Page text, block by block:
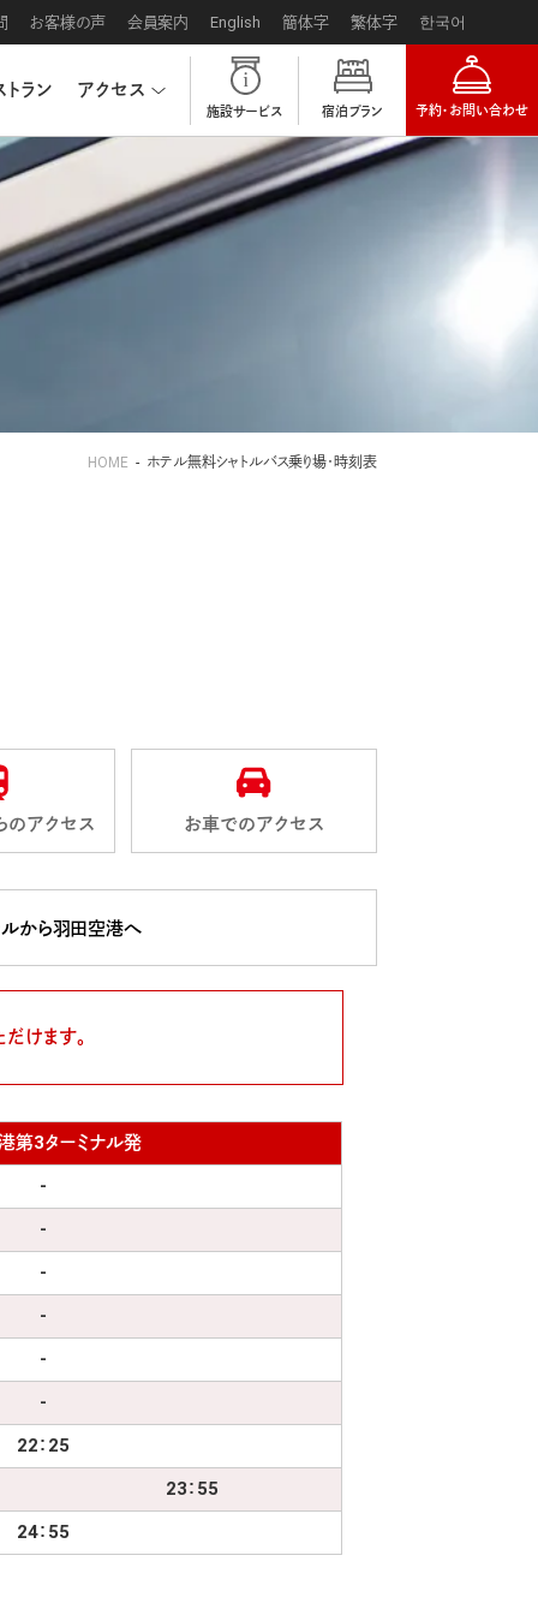
お客様の声 会員案内 English 簡体字 繁体字 한국어
トラン アクセス
施設サービス 宿泊プラン 予約・お問い合わせ
HOME ホテル無料シャトルバス乗り場・時刻表
のアクセス お車でのアクセス
から羽田空港へ
けます。
第3ターミナル発
-
-
-
-
-
-
22：25
23：55
24：55